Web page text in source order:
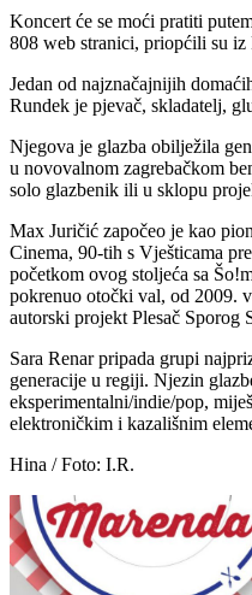
Koncert će se moći pratiti
808 web stranici, priopćili su iz
Jedan od najznačajnijih
Rundek je pjevač, skladatelj,
Njegova je glazba obilježila
u novovalnom zagrebačkom
solo glazbenik ili u sklopu
Max Juričić započeo je kao
Cinema, 90-tih s Vješticama
početkom ovog stoljeća sa
pokrenuo otočki val, od 2009.
autorski projekt Plesač Sporog
Sara Renar pripada grupi
generacije u regiji. Njezin
eksperimentalni/indie/pop,
elektroničkim i kazališnim
Hina / Foto: I.R.